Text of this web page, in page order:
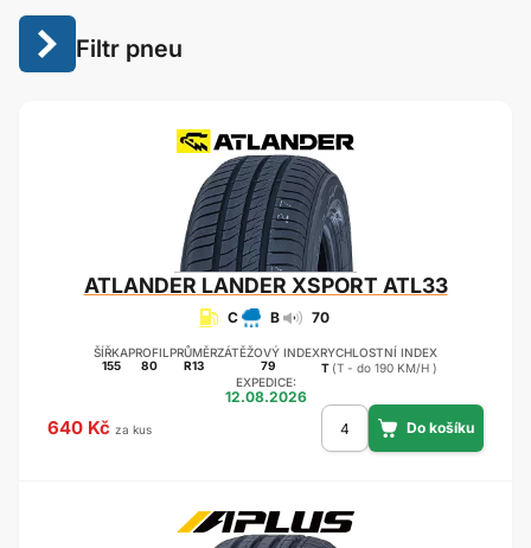
Filtr pneu
ATLANDER LANDER XSPORT ATL33
C B 70
ŠÍŘKA
155
PROFIL
80
PRŮMĚR
R13
ZÁTĚŽOVÝ INDEX
79
RYCHLOSTNÍ INDEX
T (T - do 190 KM/H )
EXPEDICE:
12.08.2026
640 Kč za kus